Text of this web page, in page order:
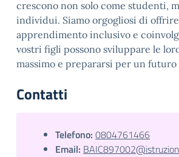
crescono non solo come studenti,
individui. Siamo orgogliosi di
apprendimento inclusivo e
vostri figli possono sviluppare le
massimo e prepararsi per un
Contatti
Telefono: 0804761466
Email: